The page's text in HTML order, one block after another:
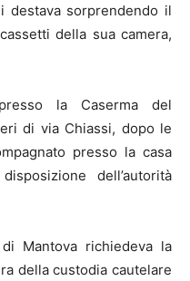
destava sorprendendo il
della sua camera,
la Caserma del
di via Chiassi, dopo le
presso la casa
dell’autorità
Mantova richiedeva la
della custodia cautelare